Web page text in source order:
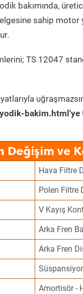
bakımında,
sahip motor
TS 12047
bakim.html'ye
Değişim ve
Hava Filtre
Polen Filtre
V Kayış
Arka Fren
Arka Fren
Amortisör -